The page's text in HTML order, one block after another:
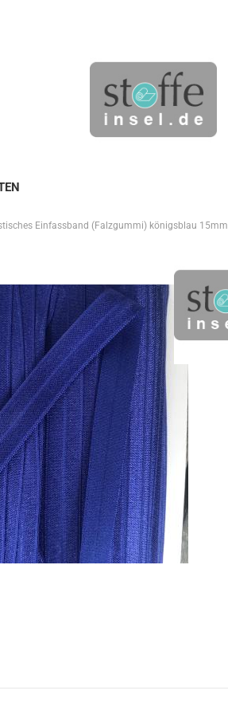
Einfassband (Falzgummi) königsblau 15mm